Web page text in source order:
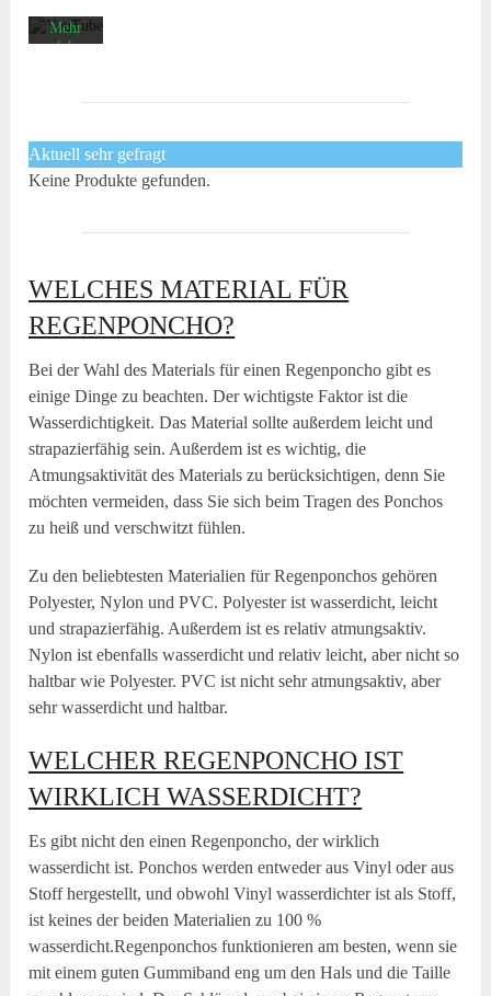
Mehr
erfahren
laden
YouTube
immer
Aktuell sehr gefragt
Keine Produkte gefunden.
WELCHES MATERIAL FÜR
REGENPONCHO?
Bei der Wahl des Materials für einen Regenponcho gibt es
einige Dinge zu beachten. Der wichtigste Faktor ist die
Wasserdichtigkeit. Das Material sollte außerdem leicht und
strapazierfähig sein. Außerdem ist es wichtig, die
Atmungsaktivität des Materials zu berücksichtigen, denn Sie
möchten vermeiden, dass Sie sich beim Tragen des Ponchos
zu heiß und verschwitzt fühlen.
Zu den beliebtesten Materialien für Regenponchos gehören
Polyester, Nylon und PVC. Polyester ist wasserdicht, leicht
und strapazierfähig. Außerdem ist es relativ atmungsaktiv.
Nylon ist ebenfalls wasserdicht und relativ leicht, aber nicht so
haltbar wie Polyester. PVC ist nicht sehr atmungsaktiv, aber
sehr wasserdicht und haltbar.
WELCHER REGENPONCHO IST
WIRKLICH WASSERDICHT?
Es gibt nicht den einen Regenponcho, der wirklich
wasserdicht ist. Ponchos werden entweder aus Vinyl oder aus
Stoff hergestellt, und obwohl Vinyl wasserdichter ist als Stoff,
ist keines der beiden Materialien zu 100 %
wasserdicht.Regenponchos funktionieren am besten, wenn sie
mit einem guten Gummiband eng um den Hals und die Taille